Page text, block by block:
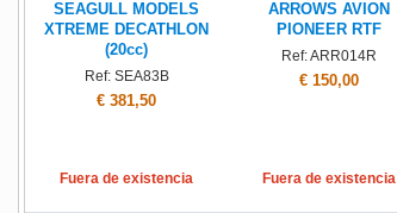
SEAGULL MODELS
XTREME DECATHLON
(20cc)
Ref: SEA83B
€ 381,50
Fuera de existencia
ARROWS AVION
PIONEER RTF
Ref: ARR014R
€ 150,00
Fuera de existencia